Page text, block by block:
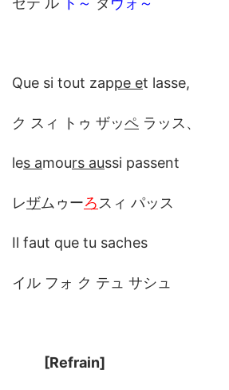
Que si tout zappe et lasse,
ク スィ トゥ ザッペ ラッス、
les amours aussi passent
レザムゥーろ スィ パッス
Il faut que tu saches
イル フォ ク テュ サシュ
[Refrain]